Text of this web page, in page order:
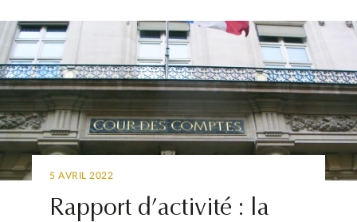
5 AVRIL 2022
Rapport d’activité : la